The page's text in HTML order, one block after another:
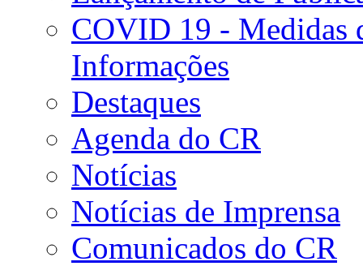
COVID 19 - Medidas
Informações
Destaques
Agenda do CR
Notícias
Notícias de Imprensa
Comunicados do CR